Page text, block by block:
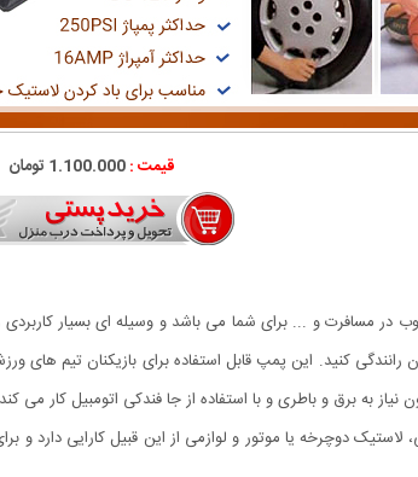
قیمت :1.100.000 تومان
گرم وزن یک همراه خوب در مسافرت و ... برای شما می باشد و وسیله
رانندگی کنید. این پمپ قابل استفاده برای بازیکنان تیم های
به برق و باطری و با استفاده از جا فندکی اتومبیل کار می
دوچرخه یا موتور و لوازمی از این قبیل کارایی دارد و